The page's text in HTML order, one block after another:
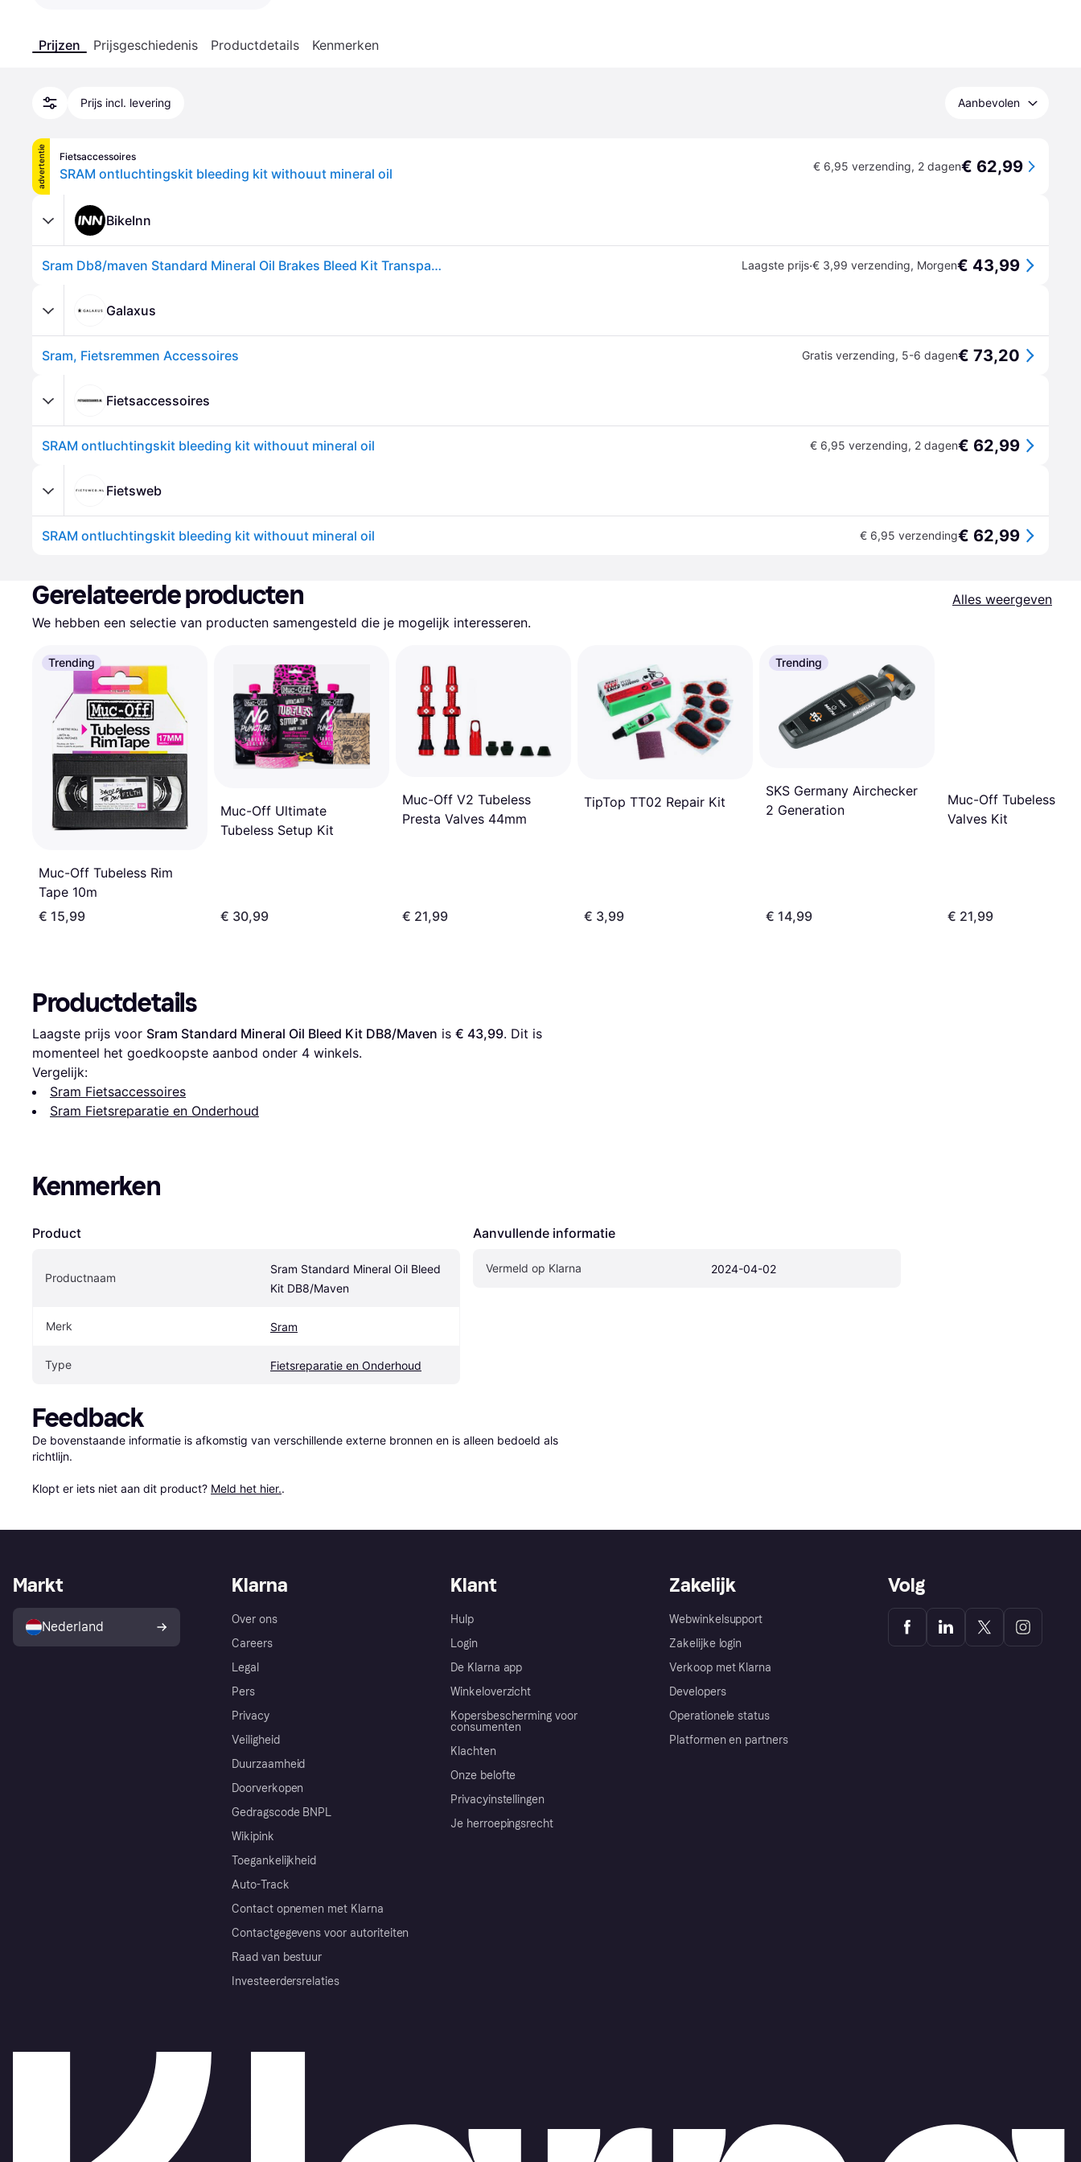
Prijzen Prijsgeschiedenis Productdetails Kenmerken
Prijs incl. levering Aanbevolen
advertentie Fietsaccessoires
SRAM ontluchtingskit bleeding kit withouut mineral oil € 6,95 verzending, 2 dagen€ 62,99
BikeInn
Sram Db8/maven Standard Mineral Oil Brakes Bleed Kit Transparant Laagste prijs·€ 3,99 verzending, Morgen€ 43,99
Galaxus
Sram, Fietsremmen Accessoires Gratis verzending, 5-6 dagen€ 73,20
Fietsaccessoires
SRAM ontluchtingskit bleeding kit withouut mineral oil € 6,95 verzending, 2 dagen€ 62,99
Fietsweb
SRAM ontluchtingskit bleeding kit withouut mineral oil € 6,95 verzending€ 62,99
Gerelateerde producten
Alles weergeven
We hebben een selectie van producten samengesteld die je mogelijk interesseren.
Trending
Muc-Off Tubeless Rim
Tape 10m
€ 15,99
Muc-Off Ultimate
Tubeless Setup Kit
€ 30,99
Muc-Off V2 Tubeless
Presta Valves 44mm
€ 21,99
TipTop TT02 Repair Kit
€ 3,99
Trending
SKS Germany Airchecker
2 Generation
€ 14,99
Muc-Off Tubeless
Valves Kit
€ 21,99
Productdetails
Laagste prijs voor Sram Standard Mineral Oil Bleed Kit DB8/Maven is € 43,99. Dit is
momenteel het goedkoopste aanbod onder 4 winkels.
Vergelijk:
Sram Fietsaccessoires
Sram Fietsreparatie en Onderhoud
Kenmerken
Product
Productnaam
Sram Standard Mineral Oil Bleed
Kit DB8/Maven
Merk Sram
Type Fietsreparatie en Onderhoud
Aanvullende informatie
Vermeld op Klarna 2024-04-02
Feedback
De bovenstaande informatie is afkomstig van verschillende externe bronnen en is alleen bedoeld als
richtlijn.
Klopt er iets niet aan dit product? Meld het hier..
Klarna
Over ons
Careers
Legal
Pers
Privacy
Veiligheid
Duurzaamheid
Doorverkopen
Gedragscode BNPL
Wikipink
Toegankelijkheid
Auto-Track
Contact opnemen met Klarna
Contactgegevens voor autoriteiten
Raad van bestuur
Investeerdersrelaties
Klant
Hulp
Login
De Klarna app
Winkeloverzicht
Kopersbescherming voor
consumenten
Klachten
Onze belofte
Privacyinstellingen
Je herroepingsrecht
Zakelijk
Webwinkelsupport
Zakelijke login
Verkoop met Klarna
Developers
Operationele status
Platformen en partners
Markt
Nederland
Volg